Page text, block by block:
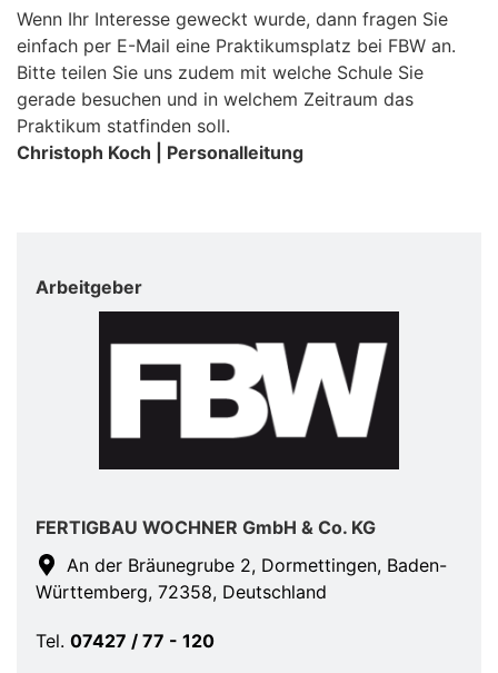
Wenn Ihr Interesse geweckt wurde, dann fragen Sie
einfach per E-Mail eine Praktikumsplatz bei FBW an.
Bitte teilen Sie uns zudem mit welche Schule Sie
gerade besuchen und in welchem Zeitraum das
Praktikum statfinden soll.
Christoph Koch | Personalleitung
Arbeitgeber
FERTIGBAU WOCHNER GmbH & Co. KG
An der Bräunegrube 2, Dormettingen, Baden-
Württemberg, 72358, Deutschland
Tel. 07427 / 77 - 120